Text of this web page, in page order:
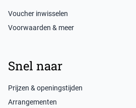
Voucher inwisselen
Voorwaarden & meer
Snel naar
Prijzen & openingstijden
Arrangementen